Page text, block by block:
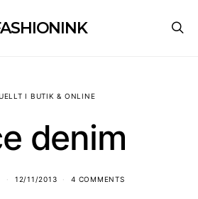
I BUTIK & ONLINE
denim
12/11/2013 4 COMMENTS